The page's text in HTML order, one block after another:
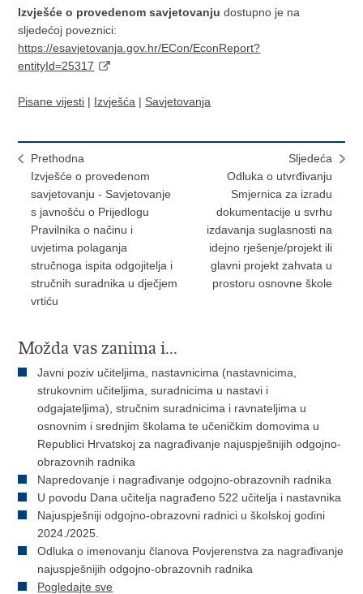
Izvješće o provedenom savjetovanju dostupno je na
sljedećoj poveznici:
https://esavjetovanja.gov.hr/ECon/EconReport?
entityId=25317
Pisane vijesti | Izvješća | Savjetovanja
Prethodna
Izvješće o provedenom
savjetovanju - Savjetovanje
s javnošću o Prijedlogu
Pravilnika o načinu i
uvjetima polaganja
stručnoga ispita odgojitelja i
stručnih suradnika u dječjem
vrtiću
Sljedeća
Odluka o utvrđivanju
Smjernica za izradu
dokumentacije u svrhu
izdavanja suglasnosti na
idejno rješenje/projekt ili
glavni projekt zahvata u
prostoru osnovne škole
Možda vas zanima i...
Javni poziv učiteljima, nastavnicima (nastavnicima,
strukovnim učiteljima, suradnicima u nastavi i
odgajateljima), stručnim suradnicima i ravnateljima u
osnovnim i srednjim školama te učeničkim domovima u
Republici Hrvatskoj za nagrađivanje najuspješnijih odgojno-
obrazovnih radnika
Napredovanje i nagrađivanje odgojno-obrazovnih radnika
U povodu Dana učitelja nagrađeno 522 učitelja i nastavnika
Najuspješniji odgojno-obrazovni radnici u školskoj godini
2024./2025.
Odluka o imenovanju članova Povjerenstva za nagrađivanje
najuspješnijih odgojno-obrazovnih radnika
Pogledajte sve